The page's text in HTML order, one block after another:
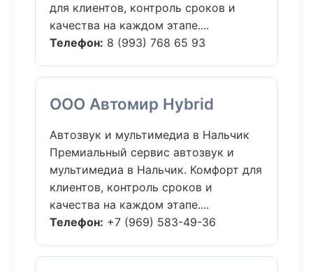
для клиентов, контроль сроков и
качества на каждом этапе....
Телефон: 8 (993) 768 65 93
ООО Автомир Hybrid
Автозвук и мультимедиа в Нальчик
Премиальный сервис автозвук и
мультимедиа в Нальчик. Комфорт для
клиентов, контроль сроков и
качества на каждом этапе....
Телефон: +7 (969) 583-49-36